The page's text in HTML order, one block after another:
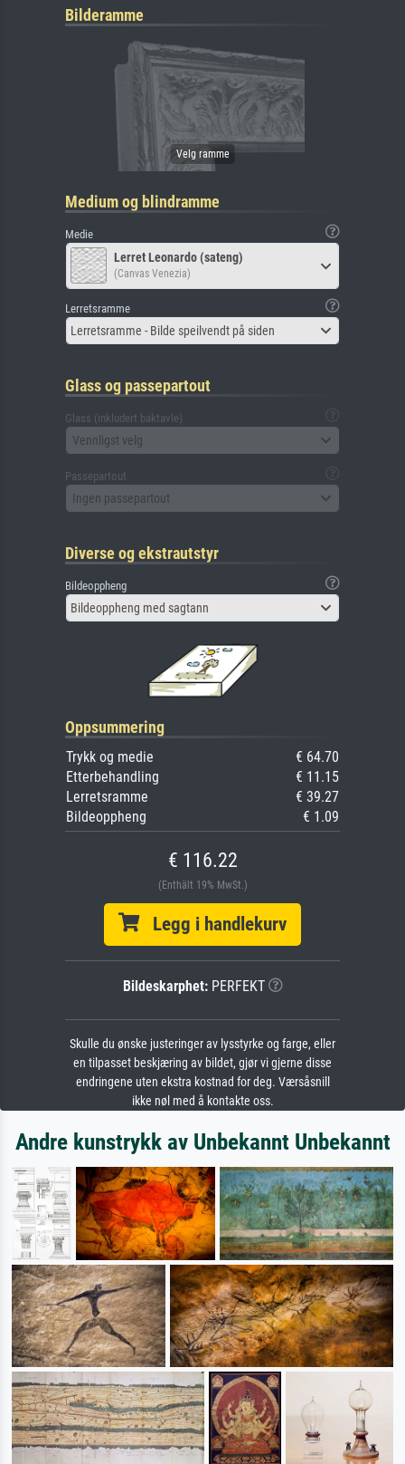
Bilderamme
Medium og blindramme
Medie
Lerret Leonardo (sateng)
(Canvas Venezia)
Lerretsramme
Lerretsramme - Bilde speilvendt på siden
Glass og passepartout
Glass (inkludert baktavle)
Vennligst velg
Passepartout
Ingen passepartout
Diverse og ekstrautstyr
Bildeoppheng
Bildeoppheng med sagtann
Oppsummering
Trykk og medie
€ 64.70
Etterbehandling
€ 11.15
Lerretsramme
€ 39.27
Bildeoppheng
€ 1.09
€ 116.22
(Enthält 19% MwSt.)
Legg i handlekurv
Bildeskarphet:PERFEKT
Skulle du ønske justeringer av lysstyrke og farge, eller
en tilpasset beskjæring av bildet, gjør vi gjerne disse
endringene uten ekstra kostnad for deg. Værsåsnill
ikke nøl med å kontakte oss.
Andre kunstrykk av Unbekannt Unbekannt